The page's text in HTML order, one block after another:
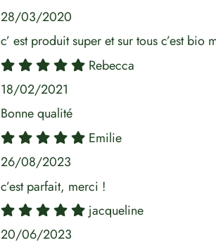
28/03/2020
c’ est produit super et sur tous c’est bio
Rebecca
18/02/2021
Bonne qualité
Emilie
26/08/2023
c’est parfait, merci !
jacqueline
20/06/2023